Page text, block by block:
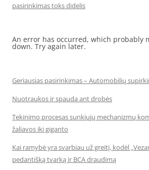
pasirinkimas toks didelis
An error has occurred, which probably
down. Try again later.
Geriausias pasirinkimas – Automobilių
Nuotraukos ir spauda ant drobės
Tekinimo procesas sunkiųjų mechanizmų
žaliavos iki giganto
Kai ramybė yra svarbiau už greitį, kodėl
pedantišką tvarką ir BCA draudimą